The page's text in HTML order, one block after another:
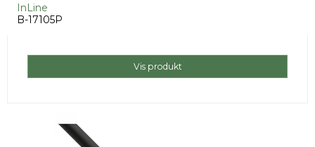
InLine
B-17105P
Vis produkt